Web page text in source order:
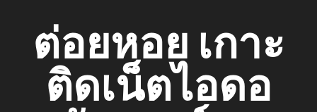
contentต่อยหอย เกาะ
ติดเน็ตไอดอ